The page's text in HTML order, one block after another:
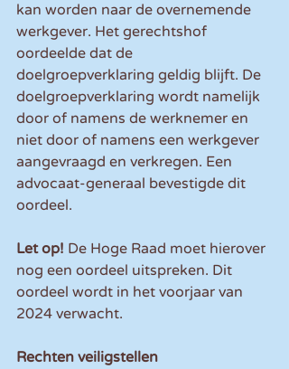
kan worden naar de overnemende
werkgever. Het gerechtshof
oordeelde dat de
doelgroepverklaring geldig blijft. De
doelgroepverklaring wordt namelijk
door of namens de werknemer en
niet door of namens een werkgever
aangevraagd en verkregen. Een
advocaat-generaal bevestigde dit
oordeel.
Let op! De Hoge Raad moet hierover
nog een oordeel uitspreken. Dit
oordeel wordt in het voorjaar van
2024 verwacht.
Rechten veiligstellen